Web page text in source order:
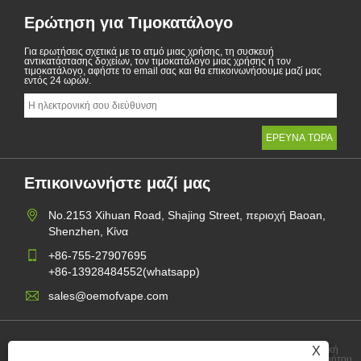
X
Ερώτηση για Τιμοκατάλογο
Για ερωτήσεις σχετικά με το ατμό μιας χρήσης, τη συσκευή
αντικατάστασης δοχείων, τον τιμοκατάλογο μιας χρήσης ή τον
τιμοκατάλογο, αφήστε το email σας και θα επικοινωνήσουμε μαζί μας
εντός 24 ωρών.
Επικοινωνήστε μαζί μας
No.2153 Xihuan Road, Shajing Street, περιοχή Baoan,
Shenzhen, Κίνα
+86-755-27907695
+86-13928484552(whatsapp)
sales@oemofvape.com
Πολιτική